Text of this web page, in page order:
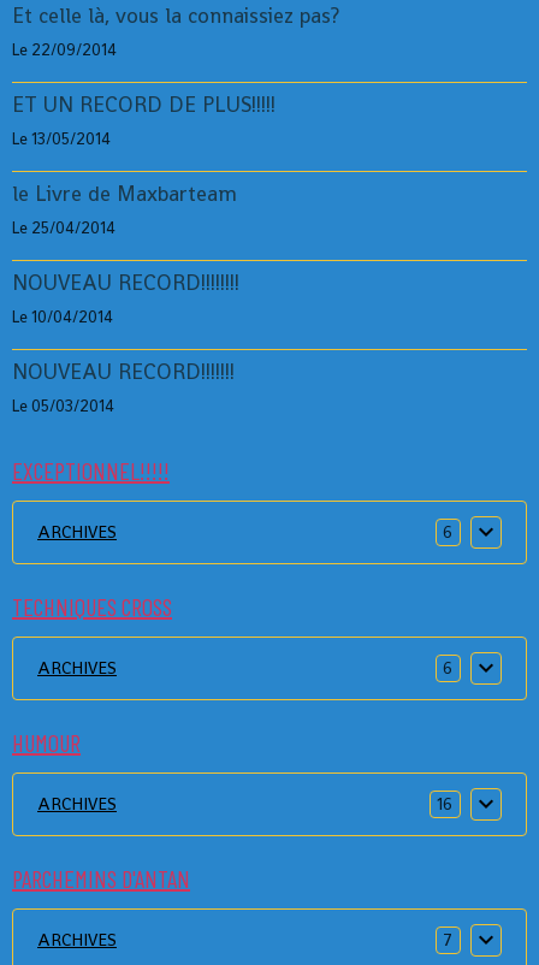
Et celle là, vous la connaissiez pas?
Le 22/09/2014
ET UN RECORD DE PLUS!!!!!
Le 13/05/2014
le Livre de Maxbarteam
Le 25/04/2014
NOUVEAU RECORD!!!!!!!!
Le 10/04/2014
NOUVEAU RECORD!!!!!!!
Le 05/03/2014
EXCEPTIONNEL!!!!!
ARCHIVES 6
TECHNIQUES CROSS
ARCHIVES 6
HUMOUR
ARCHIVES 16
PARCHEMINS D'ANTAN
ARCHIVES 7